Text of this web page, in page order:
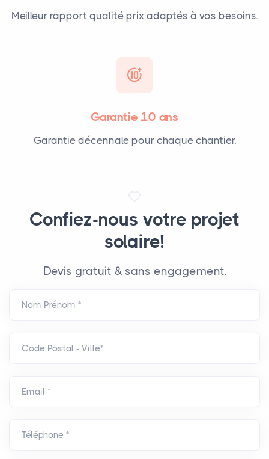
Meilleur rapport qualité prix adaptés à vos besoins.
Garantie 10 ans
Garantie décennale pour chaque chantier.
Confiez-nous votre projet
solaire!
Devis gratuit & sans engagement.
Nom Prénom *
Code Postal - Ville*
Email *
Téléphone *